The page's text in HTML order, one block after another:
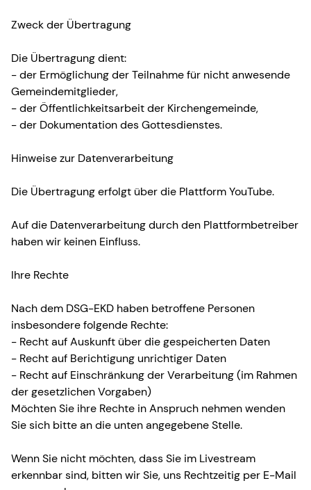
Zweck der Übertragung
Die Übertragung dient:
- der Ermöglichung der Teilnahme für nicht anwesende
Gemeindemitglieder,
- der Öffentlichkeitsarbeit der Kirchengemeinde,
- der Dokumentation des Gottesdienstes.
Hinweise zur Datenverarbeitung
Die Übertragung erfolgt über die Plattform YouTube.
Auf die Datenverarbeitung durch den Plattformbetreiber
haben wir keinen Einfluss.
Ihre Rechte
Nach dem DSG-EKD haben betroffene Personen
insbesondere folgende Rechte:
- Recht auf Auskunft über die gespeicherten Daten
- Recht auf Berichtigung unrichtiger Daten
- Recht auf Einschränkung der Verarbeitung (im Rahmen
der gesetzlichen Vorgaben)
Möchten Sie ihre Rechte in Anspruch nehmen wenden
Sie sich bitte an die unten angegebene Stelle.
Wenn Sie nicht möchten, dass Sie im Livestream
erkennbar sind, bitten wir Sie, uns Rechtzeitig per E-Mail